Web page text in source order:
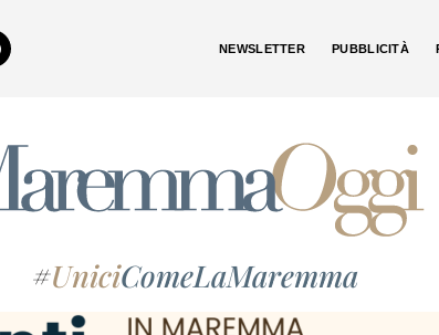
NEWSLETTER PUBBLICITÀ
#UniciComeLaMaremma